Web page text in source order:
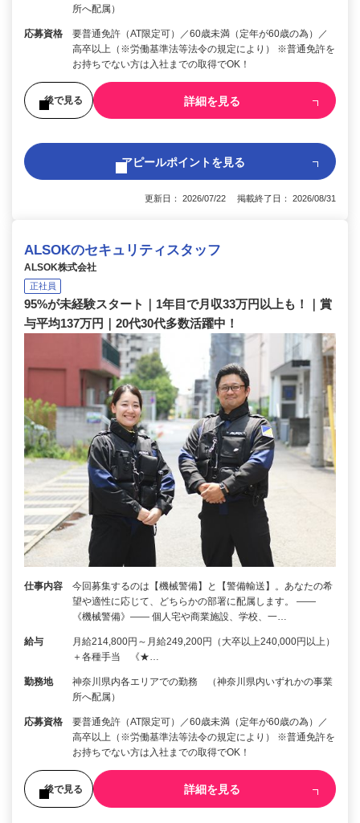
所へ配属）
応募資格
要普通免許（AT限定可）／60歳未満（定年が60歳の為）／
高卒以上（※労働基準法等法令の規定により） ※普通免許を
お持ちでない方は入社までの取得でOK！
後で見る 詳細を見る
アピールポイントを見る
更新日： 2026/07/22 掲載終了日： 2026/08/31
ALSOKのセキュリティスタッフ
ALSOK株式会社
正社員
95%が未経験スタート｜1年目で月収33万円以上も！｜賞
与平均137万円｜20代30代多数活躍中！
仕事内容
今回募集するのは【機械警備】と【警備輸送】。あなたの希
望や適性に応じて、どちらかの部署に配属します。 ――
《機械警備》―― 個人宅や商業施設、学校、一…
給与
月給214,800円～月給249,200円（大卒以上240,000円以上）
＋各種手当 《★…
勤務地
神奈川県内各エリアでの勤務 （神奈川県内いずれかの事業
所へ配属）
応募資格
要普通免許（AT限定可）／60歳未満（定年が60歳の為）／
高卒以上（※労働基準法等法令の規定により） ※普通免許を
お持ちでない方は入社までの取得でOK！
後で見る 詳細を見る